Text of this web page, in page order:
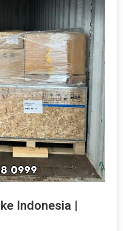
Indonesia |